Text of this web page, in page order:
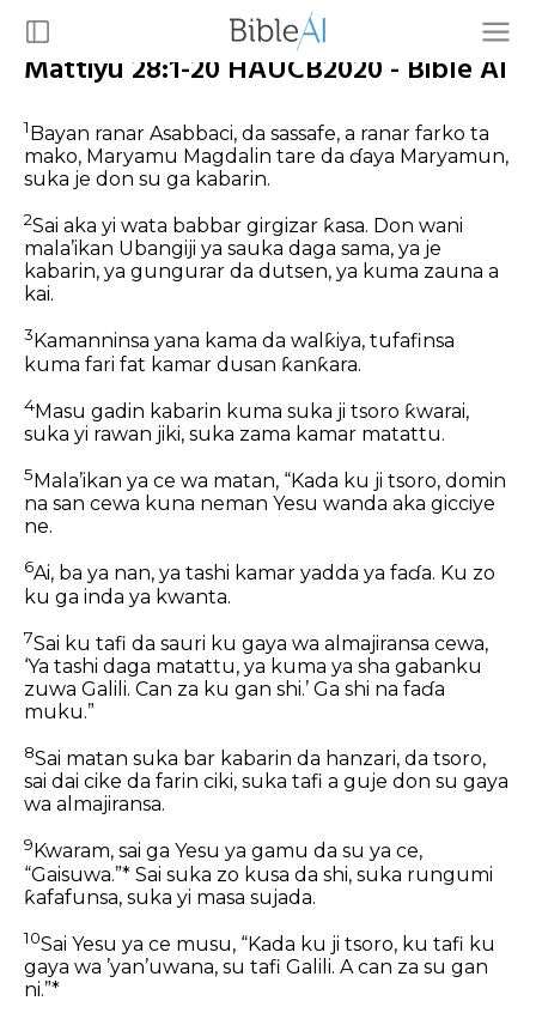
Mattiyu 28:1-20 HAUCB2020 - Bible AI
1Bayan ranar Asabbaci, da sassafe, a ranar farko ta
mako, Maryamu Magdalin tare da ɗaya Maryamun,
suka je don su ga kabarin.
2Sai aka yi wata babbar girgizar ƙasa. Don wani
mala’ikan Ubangiji ya sauka daga sama, ya je
kabarin, ya gungurar da dutsen, ya kuma zauna a
kai.
3 Kamanninsa yana kama da walƙiya, tufafinsa
kuma fari fat kamar dusan ƙanƙara.
4Masu gadin kabarin kuma suka ji tsoro ƙwarai,
suka yi rawan jiki, suka zama kamar matattu.
5 Mala’ikan ya ce wa matan, “Kada ku ji tsoro, domin
na san cewa kuna neman Yesu wanda aka gicciye
ne.
6Ai, ba ya nan, ya tashi kamar yadda ya faɗa. Ku zo
ku ga inda ya kwanta.
7Sai ku tafi da sauri ku gaya wa almajiransa cewa,
‘Ya tashi daga matattu, ya kuma ya sha gabanku
zuwa Galili. Can za ku gan shi.’ Ga shi na faɗa
muku.”
8Sai matan suka bar kabarin da hanzari, da tsoro,
sai dai cike da farin ciki, suka tafi a guje don su gaya
wa almajiransa.
9 Kwaram, sai ga Yesu ya gamu da su ya ce,
“Gaisuwa.”* Sai suka zo kusa da shi, suka rungumi
ƙafafunsa, suka yi masa sujada.
10Sai Yesu ya ce musu, “Kada ku ji tsoro, ku tafi ku
gaya wa ’yan’uwana, su tafi Galili. A can za su gan
ni.”*